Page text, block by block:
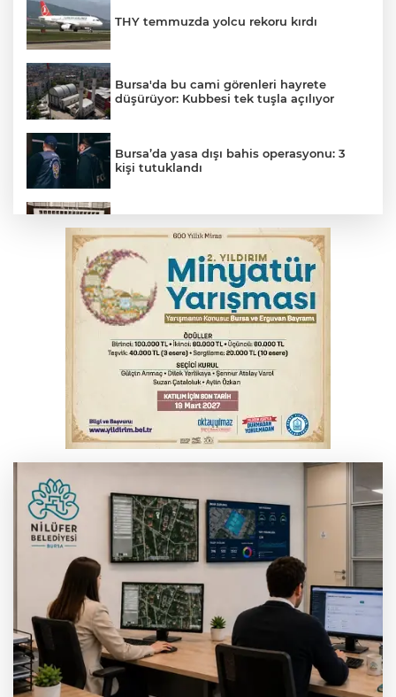
THY temmuzda yolcu rekoru kırdı
Bursa'da bu cami görenleri hayrete
düşürüyor: Kubbesi tek tuşla açılıyor
Bursa’da yasa dışı bahis operasyonu: 3
kişi tutuklandı
Çerçeve yasa görüşmeleri başladı
Trabzonspor'da Folcarelli ameliyat oldu
Tarihi eser kaçakçısı Bursa'da sert kayaya
çarptı
Erdoğan, Suudi Arabistan'dan ayrıldı